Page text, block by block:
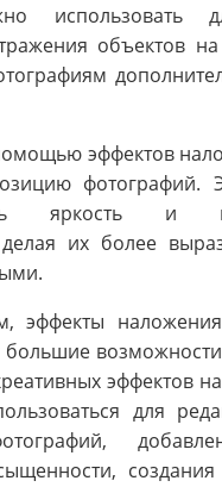
использовать
объектов
эффектов
фотографий.
яркость и
их более
эффекты
большие
эффектов
для